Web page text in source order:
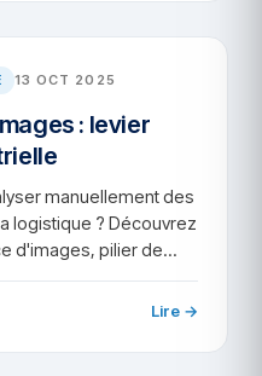
13 OCT 2025
: levier
manuellement des
logistique ? Découvrez
d'images, pilier de…
Lire →